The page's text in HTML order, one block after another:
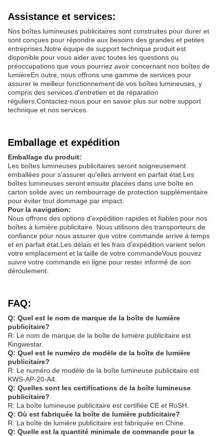
Assistance et services:
Nos boîtes lumineuses publicitaires sont construites pour durer et
sont conçues pour répondre aux besoins des grandes et petites
entreprises.Notre équipe de support technique produit est
disponible pour vous aider avec toutes les questions ou
préoccupations que vous pourriez avoir concernant nos boîtes de
lumièreEn outre, nous offrons une gamme de services pour
assurer le meilleur fonctionnement de vos boîtes lumineuses, y
compris des services d'entretien et de réparation
réguliers.Contactez-nous pour en savoir plus sur notre support
technique et nos services.
Emballage et expédition
Emballage du produit:
Les boîtes lumineuses publicitaires seront soigneusement
emballées pour s'assurer qu'elles arrivent en parfait état.Les
boîtes lumineuses seront ensuite placées dans une boîte en
carton solide avec un rembourrage de protection supplémentaire
pour éviter tout dommage par impact.
Pour la navigation:
Nous offrons des options d'expédition rapides et fiables pour nos
boîtes à lumière publicitaire. Nous utilisons des transporteurs de
confiance pour nous assurer que votre commande arrive à temps
et en parfait état.Les délais et les frais d'expédition varient selon
votre emplacement et la taille de votre commandeVous pouvez
suivre votre commande en ligne pour rester informé de son
déroulement.
FAQ:
Q: Quel est le nom de marque de la boîte de lumière
publicitaire?
R: Le nom de marque de la boîte de lumière publicitaire est
Kingwestar.
Q: Quel est le numéro de modèle de la boîte de lumière
publicitaire?
R: Le numéro de modèle de la boîte lumineuse publicitaire est
KWS-AP-20-A4.
Q: Quelles sont les certifications de la boîte lumineuse
publicitaire?
R: La boîte lumineuse publicitaire est certifiée CE et RoSH.
Q: Où est fabriquée la boîte de lumière publicitaire?
R: La boîte de lumière publicitaire est fabriquée en Chine.
Q: Quelle est la quantité minimale de commande pour la